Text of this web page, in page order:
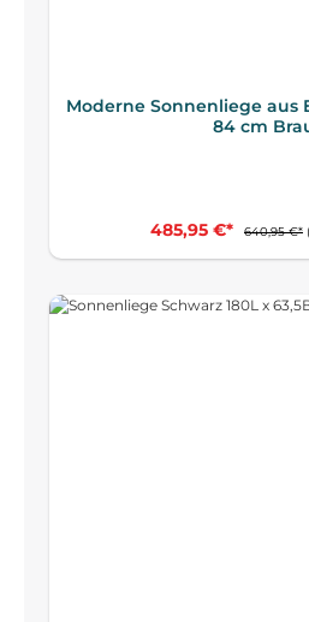
Moderne Sonnenliege aus
84 cm
485,95 €* 640,95 €*